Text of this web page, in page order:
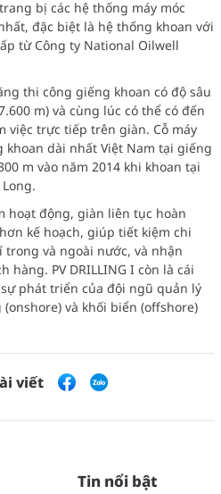
bị các hệ thống máy móc
đặc biệt là hệ thống khoan với
từ Công ty National Oilwell
thi công giếng khoan có độ sâu
m) và cùng lúc có thể có đến
việc trực tiếp trên giàn. Cỗ máy
khoan dài nhất Việt Nam tại giếng
m vào năm 2014 khi khoan tại
hoạt động, giàn liên tục hoàn
kế hoạch, giúp tiết kiệm chi
và ngoài nước, và nhận
PV DRILLING I còn là cái
phát triển của đội ngũ quản lý
và khối biển (offshore)
viết
Tin nổi bật